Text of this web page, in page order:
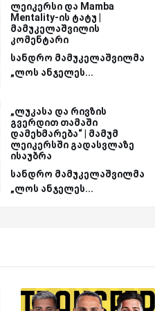
ლეიკერსი და Mamba
Mentality-ის ტატუ |
მამუკელაშვილის
კომენტარი
სანდრო მამუკელაშვილმა
„ლოს ანჯელეს...
„ლუკასა და რივზის
გვერდით თამაში
დამეხმარება“ | მამუმ
ლეიკერსში გადასვლაზე
ისაუბრა
სანდრო მამუკელაშვილმა
„ლოს ანჯელეს...